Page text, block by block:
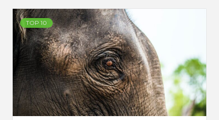
TOP 10